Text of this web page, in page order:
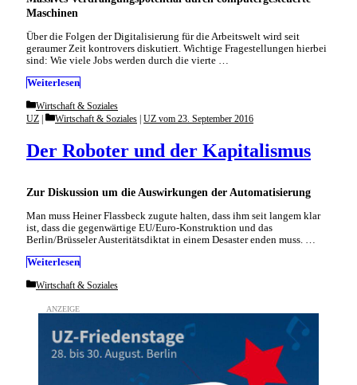
Maschinen
Über die Folgen der Digitalisierung für die Arbeitswelt wird seit
geraumer Zeit kontrovers diskutiert. Wichtige Fragestellungen hierbei
sind: Wie viele Jobs werden durch die vierte …
Weiterlesen
Categories
Wirtschaft & Soziales
Zur Diskussion um die Auswirkungen der Automatisierung
Der Roboter und der Kapitalismus
UZ Categories
Wirtschaft & Soziales | UZ vom 23. September 2016
Man muss Heiner Flassbeck zugute halten, dass ihm seit langem klar
ist, dass die gegenwärtige EU/Euro-Konstruktion und das
Berlin/Brüsseler Austeritätsdiktat in einem Desaster enden muss. …
Weiterlesen
Categories
Wirtschaft & Soziales